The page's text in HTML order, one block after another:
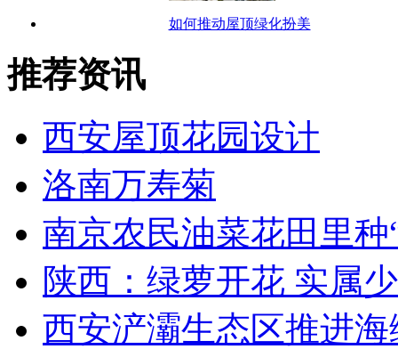
如何推动屋顶绿化扮美
推荐资讯
西安屋顶花园设计
洛南万寿菊
南京农民油菜花田里种
陕西：绿萝开花 实属
西安浐灞生态区推进